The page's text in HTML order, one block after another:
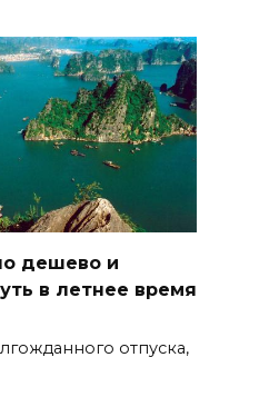
дешево и
в летнее время
отпуска,